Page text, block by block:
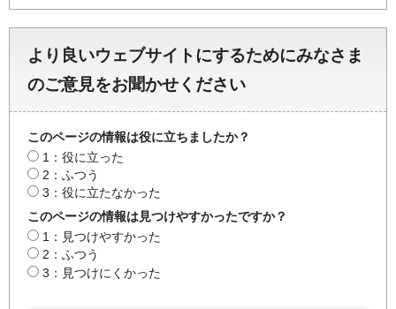
より良いウェブサイトにするためにみなさま
のご意見をお聞かせください
このページの情報は役に立ちましたか？
1：役に立った
2：ふつう
3：役に立たなかった
このページの情報は見つけやすかったですか？
1：見つけやすかった
2：ふつう
3：見つけにくかった